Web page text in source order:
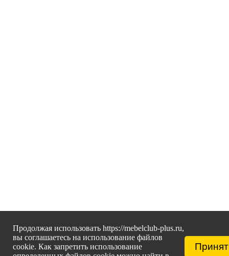
Продолжая использовать https://mebelclub-plus.ru,
вы соглашаетесь на использование файлов
cookie. Как запретить использование